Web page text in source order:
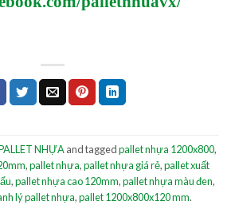
NHỰAand taggedpallet nhựa 1200x800,
,pallet nhựa,pallet nhựa giá rẻ,pallet xuất
,pallet nhựa cao 120mm,pallet nhựa màu đen,
lý pallet nhựa,pallet 1200x800x120 mm.